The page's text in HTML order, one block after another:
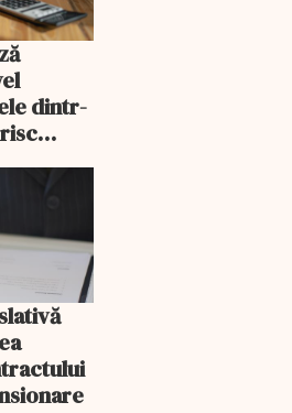
dintr-